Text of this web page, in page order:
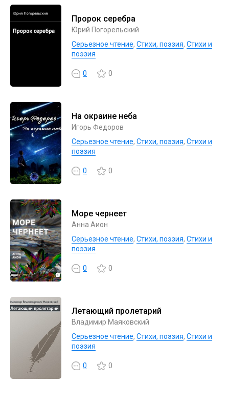
Пророк серебра
Юрий Погорельский
Серьезное чтение, Cтихи, поэзия, Стихи и
поэзия
0 0
На окраине неба
Игорь Федоров
Серьезное чтение, Cтихи, поэзия, Стихи и
поэзия
0 0
Море чернеет
Анна Аион
Серьезное чтение, Cтихи, поэзия, Стихи и
поэзия
0 0
Летающий пролетарий
Владимир Маяковский
Серьезное чтение, Cтихи, поэзия, Стихи и
поэзия
0 0